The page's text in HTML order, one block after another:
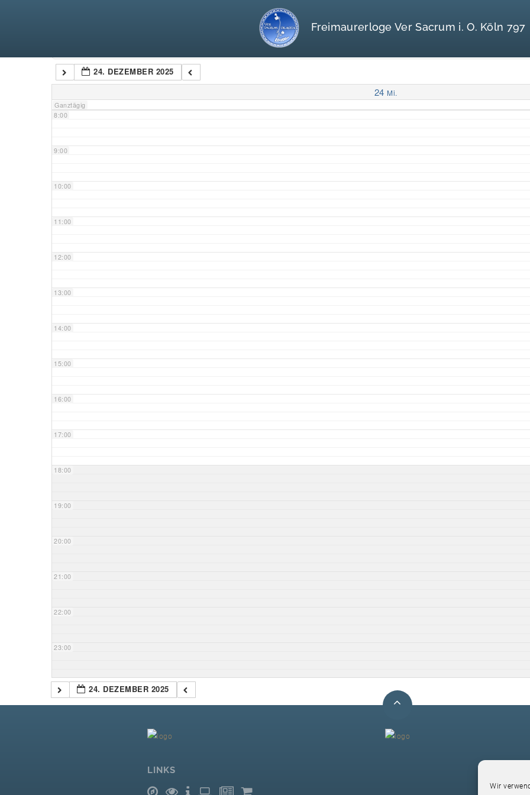
Wir
Freimaurerloge Ver Sacrum i. O. Köln 797
24. DEZEMBER 2025
24 Mi.
Ganztägig
7:00
8:00
9:00
10:00
11:00
12:00
13:00
14:00
15:00
16:00
17:00
18:00
19:00
20:00
21:00
22:00
23:00
24. DEZEMBER 2025
LINKS